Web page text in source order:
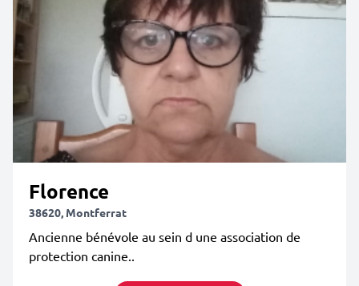
Florence
38620, Montferrat
Ancienne bénévole au sein d une association de
protection canine..